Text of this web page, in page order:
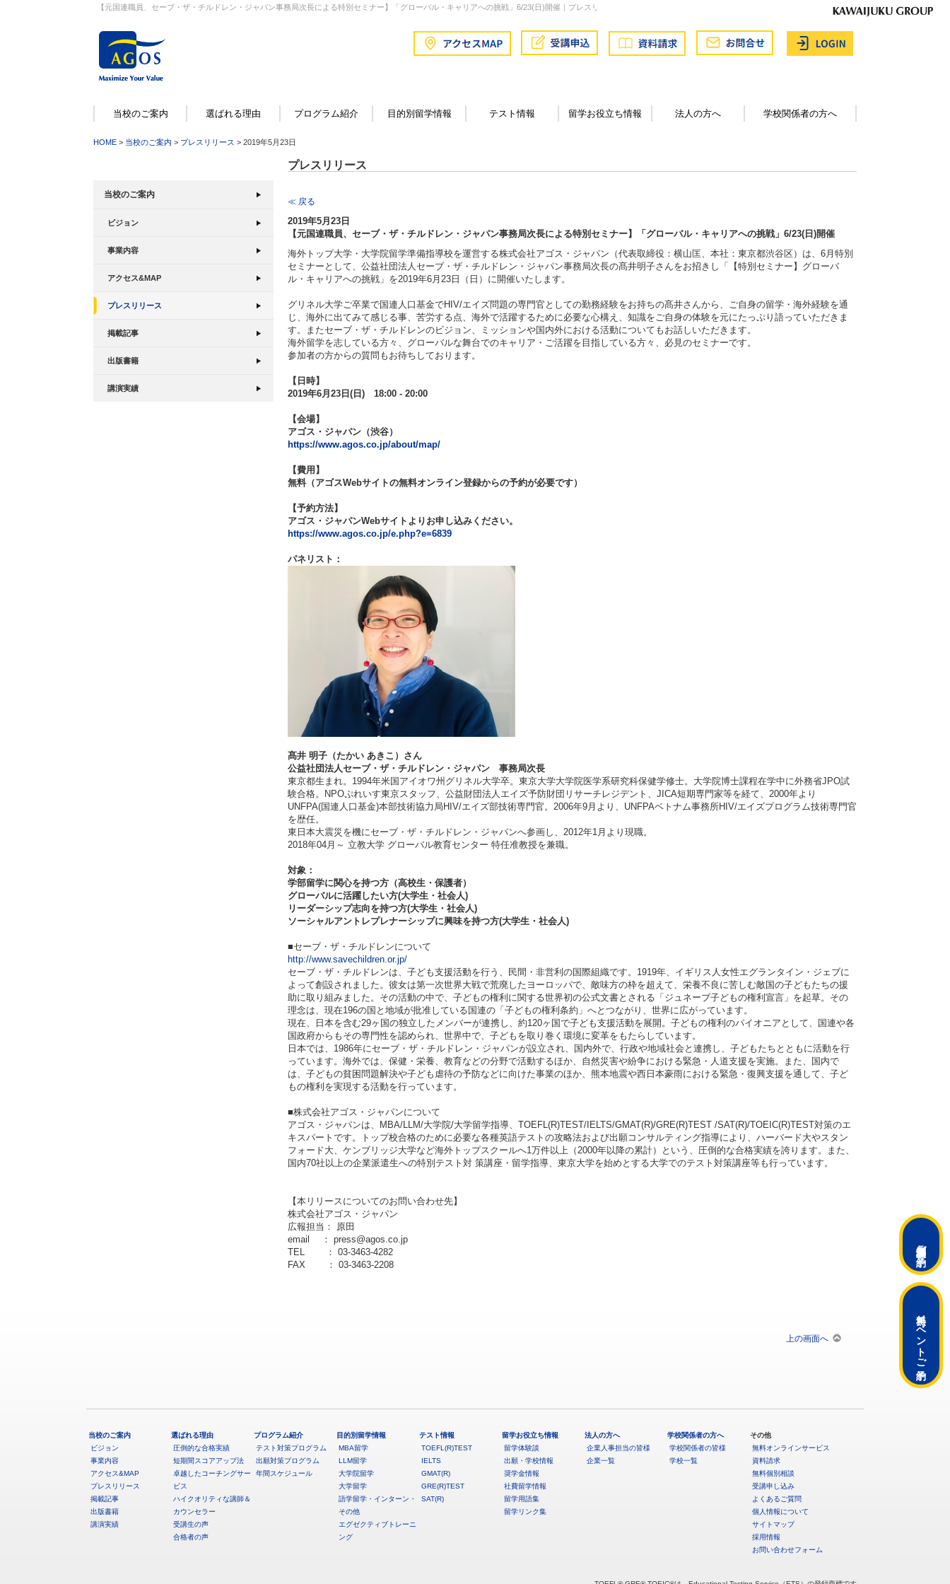
ご予約
無料イベント
ご予約
【元国連職員、セーブ・ザ・チルドレン・ジャパン事務局次長による特別セミナー】「グローバル・キャリアへの挑戦」6/23(日)開催｜プレスリリース
当校のご案内 選ばれる理由 プログラム紹介 目的別留学情報 テスト情報 留学お役立ち情報 法人の方へ 学校関係者の方へ
HOME > 当校のご案内 > プレスリリース > 2019年5月23日
当校のご案内
ビジョン
事業内容
アクセス&MAP
プレスリリース
掲載記事
出版書籍
講演実績
プレスリリース
≪ 戻る
2019年5月23日
【元国連職員、セーブ・ザ・チルドレン・ジャパン事務局次長による特別セミナー】「グローバル・キャリアへの挑戦」6/23(日)開催
海外トップ大学・大学院留学準備指導校を運営する株式会社アゴス・ジャパン（代表取締役：横山匡、本社：東京都渋谷区）は、6月特別
セミナーとして、公益社団法人セーブ・ザ・チルドレン・ジャパン事務局次長の髙井明子さんをお招きし「【特別セミナー】グローバ
ル・キャリアへの挑戦」を2019年6月23日（日）に開催いたします。
グリネル大学ご卒業で国連人口基金でHIV/エイズ問題の専門官としての勤務経験をお持ちの髙井さんから、ご自身の留学・海外経験を通
じ、海外に出てみて感じる事、苦労する点、海外で活躍するために必要な心構え、知識をご自身の体験を元にたっぷり語っていただきま
す。またセーブ・ザ・チルドレンのビジョン、ミッションや国内外における活動についてもお話しいただきます。
海外留学を志している方々、グローバルな舞台でのキャリア・ご活躍を目指している方々、必見のセミナーです。
参加者の方からの質問もお待ちしております。
【日時】
2019年6月23日(日) 18:00 - 20:00
【会場】
アゴス・ジャパン（渋谷）
https://www.agos.co.jp/about/map/
【費用】
無料（アゴスWebサイトの無料オンライン登録からの予約が必要です）
【予約方法】
アゴス・ジャパンWebサイトよりお申し込みください。
https://www.agos.co.jp/e.php?e=6839
パネリスト：
髙井 明子（たかい あきこ）さん
公益社団法人セーブ・ザ・チルドレン・ジャパン 事務局次長
東京都生まれ。1994年米国アイオワ州グリネル大学卒。東京大学大学院医学系研究科保健学修士。大学院博士課程在学中に外務省JPO試
験合格。NPOぷれいす東京スタッフ、公益財団法人エイズ予防財団リサーチレジデント、JICA短期専門家等を経て、2000年より
UNFPA(国連人口基金)本部技術協力局HIV/エイズ部技術専門官。2006年9月より、UNFPAベトナム事務所HIV/エイズプログラム技術専門官
を歴任。
東日本大震災を機にセーブ・ザ・チルドレン・ジャパンへ参画し、2012年1月より現職。
2018年04月～ 立教大学 グローバル教育センター 特任准教授を兼職。
対象：
学部留学に関心を持つ方（高校生・保護者）
グローバルに活躍したい方(大学生・社会人)
リーダーシップ志向を持つ方(大学生・社会人)
ソーシャルアントレプレナーシップに興味を持つ方(大学生・社会人)
■セーブ・ザ・チルドレンについて
http://www.savechildren.or.jp/
セーブ・ザ・チルドレンは、子ども支援活動を行う、民間・非営利の国際組織です。1919年、イギリス人女性エグランタイン・ジェブに
よって創設されました。彼女は第一次世界大戦で荒廃したヨーロッパで、敵味方の枠を超えて、栄養不良に苦しむ敵国の子どもたちの援
助に取り組みました。その活動の中で、子どもの権利に関する世界初の公式文書とされる「ジュネーブ子どもの権利宣言」を起草。その
理念は、現在196の国と地域が批准している国連の「子どもの権利条約」へとつながり、世界に広がっています。
現在、日本を含む29ヶ国の独立したメンバーが連携し、約120ヶ国で子ども支援活動を展開。子どもの権利のパイオニアとして、国連や各
国政府からもその専門性を認められ、世界中で、子どもを取り巻く環境に変革をもたらしています。
日本では、1986年にセーブ・ザ・チルドレン・ジャパンが設立され、国内外で、行政や地域社会と連携し、子どもたちとともに活動を行
っています。海外では、保健・栄養、教育などの分野で活動するほか、自然災害や紛争における緊急・人道支援を実施。また、国内で
は、子どもの貧困問題解決や子ども虐待の予防などに向けた事業のほか、熊本地震や西日本豪雨における緊急・復興支援を通して、子ど
もの権利を実現する活動を行っています。
■株式会社アゴス・ジャパンについて
アゴス・ジャパンは、MBA/LLM/大学院/大学留学指導、TOEFL(R)TEST/IELTS/GMAT(R)/GRE(R)TEST /SAT(R)/TOEIC(R)TEST対策のエ
キスパートです。トップ校合格のために必要な各種英語テストの攻略法および出願コンサルティング指導により、ハーバード大やスタン
フォード大、ケンブリッジ大学など海外トップスクールへ1万件以上（2000年以降の累計）という、圧倒的な合格実績を誇ります。また、
国内70社以上の企業派遣生への特別テスト対 策講座・留学指導、東京大学を始めとする大学でのテスト対策講座等も行っています。
【本リリースについてのお問い合わせ先】
株式会社アゴス・ジャパン
広報担当： 原田
email ： press@agos.co.jp
TEL ： 03-3463-4282
FAX ： 03-3463-2208
上の画面へ
当校のご案内
ビジョン
事業内容
アクセス&MAP
プレスリリース
掲載記事
出版書籍
講演実績
選ばれる理由
圧倒的な合格実績
短期間スコアアップ法
卓越したコーチングサー
ビス
ハイクオリティな講師＆
カウンセラー
受講生の声
合格者の声
プログラム紹介
テスト対策プログラム
出願対策プログラム
年間スケジュール
目的別留学情報
MBA留学
LLM留学
大学院留学
大学留学
語学留学・インターン・
その他
エグゼクティブトレーニ
ング
テスト情報
TOEFL(R)TEST
IELTS
GMAT(R)
GRE(R)TEST
SAT(R)
留学お役立ち情報
留学体験談
出願・学校情報
奨学金情報
社費留学情報
留学用語集
留学リンク集
法人の方へ
企業人事担当の皆様
企業一覧
学校関係者の方へ
学校関係者の皆様
学校一覧
その他
無料オンラインサービス
資料請求
無料個別相談
受講申し込み
よくあるご質問
個人情報について
サイトマップ
採用情報
お問い合わせフォーム